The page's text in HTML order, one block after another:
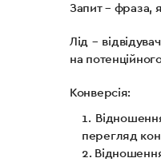
Запит – фраза,
Лід –
на
Конверсія:
1.
перегляд
2.